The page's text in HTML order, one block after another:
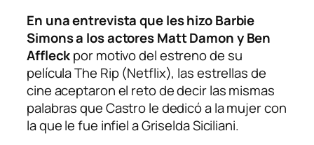
En una entrevista que les hizo Barbie
Simons a los actores Matt Damon y Ben
Affleckpor motivo del estreno de su
películaThe Rip(Netflix), las estrellas de
cine aceptaron el reto de decir las mismas
palabras que Castro le dedicó a la mujer con
la que le fue infiel a Griselda Siciliani.